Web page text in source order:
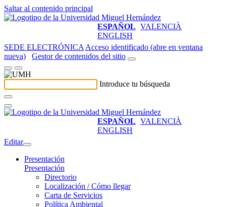
Saltar al contenido principal
ESPAÑOL VALENCIÀ
ENGLISH
SEDE ELECTRÓNICA Acceso identificado (abre en ventana
nueva)
Gestor de contenidos del sitio
Introduce tu búsqueda
ESPAÑOL VALENCIÀ
ENGLISH
Editar
Presentación
Presentación
Directorio
Localización / Cómo llegar
Carta de Servicios
Política Ambiental